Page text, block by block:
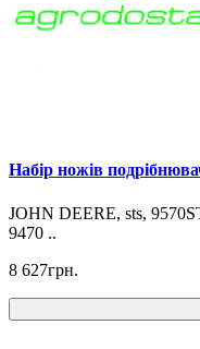
Набір ножів
JOHN DEERE, sts,
9470 ..
8 627грн.